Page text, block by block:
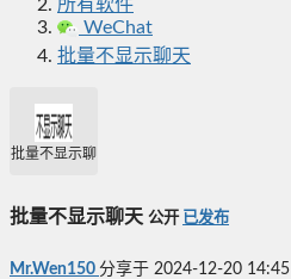
所有软件
WeChat
批量不显示聊天
批量不显示聊天
批量不显示聊天 公开 已发布
Mr.Wen150 分享于 2024-12-20 14:45